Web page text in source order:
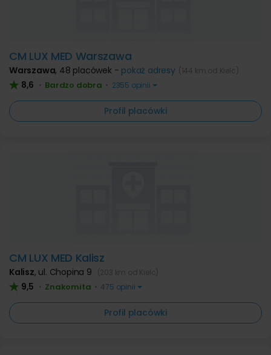
CM LUX MED Warszawa
Warszawa, 48 placówek - pokaż adresy (144 km od Kielc)
8,6 • Bardzo dobra • 2355 opinii
Profil placówki
CM LUX MED Kalisz
Kalisz, ul. Chopina 9 (203 km od Kielc)
9,5 • Znakomita • 475 opinii
Profil placówki